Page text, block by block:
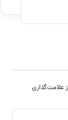
علامت‌گذاری